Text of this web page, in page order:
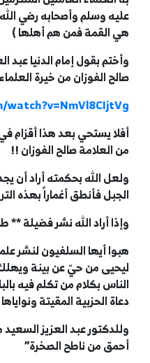
عليه وسلم وأصحابه رضي
هي القمة فمن هم أهلها )
وأختم بقول إمام الدنيا عبد
صالح الفوزان من خيرة
أفلا يستحي بعد هذا أقزام
من العلامة صالح الفوزان !!
ولعل الله بحكمته أراد أن
الجبل فأنطق أغماراً بهذه
وإذا أراد الله نشر فضيلة
هبوا أيها السلفيون لنشر
ليحيى من حيّ عن بينة
الناس بكلام من تكلم فيه
دعاة الحزبية المقيتة
وللدكتور عبد العزيز
أحمق من ناطح الصخرة”